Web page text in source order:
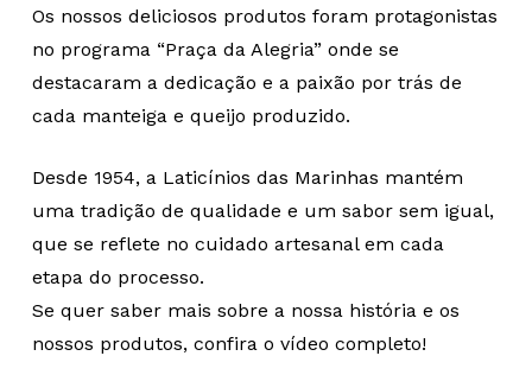
Os nossos deliciosos produtos foram protagonistas
no programa “Praça da Alegria” onde se
destacaram a dedicação e a paixão por trás de
cada manteiga e queijo produzido.
Desde 1954, a Laticínios das Marinhas mantém
uma tradição de qualidade e um sabor sem igual,
que se reflete no cuidado artesanal em cada
etapa do processo.
Se quer saber mais sobre a nossa história e os
nossos produtos, confira o vídeo completo!